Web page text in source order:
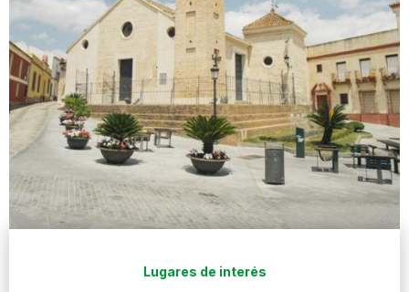
Lugares de interés